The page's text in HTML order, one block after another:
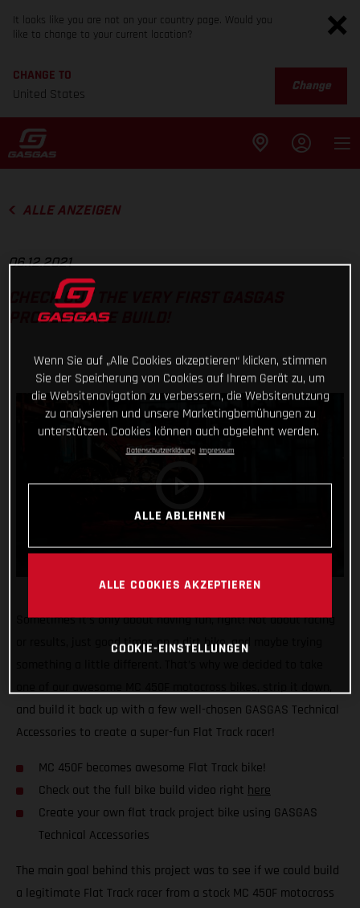
It looks like you are not on your country page. Would you
like to change to your current location?
CHANGE TO
United States
Change
ALLE ANZEIGEN
06.12.2021
CHECK OUT THE VERY FIRST GASGAS
PROJECT BIKE BUILD!
Sometimes it’s only about having fun, right! Not about racing
or results, just good times on a dirt bike, and maybe trying
one of our awesome MC 450F motocross bikes, strip it down,
and build it back up with a few well-chosen GASGAS Technical
Accessories to create a super-fun Flat Track racer!
MC 450F becomes awesome Flat Track bike!
Check out the full bike build video right here
Create your own flat track project bike using GASGAS
Technical Accessories
The main goal behind this project was to see if we could build
a legitimate Flat Track racer from a stock MC 450F motocross
Wenn Sie auf „Alle Cookies akzeptieren“ klicken, stimmen
Sie der Speicherung von Cookies auf Ihrem Gerät zu, um
die Websitenavigation zu verbessern, die Websitenutzung
zu analysieren und unsere Marketingbemühungen zu
unterstützen. Cookies können auch abgelehnt werden.
Datenschutzerklärung Impressum
ALLE ABLEHNEN
ALLE COOKIES AKZEPTIEREN
COOKIE-EINSTELLUNGEN